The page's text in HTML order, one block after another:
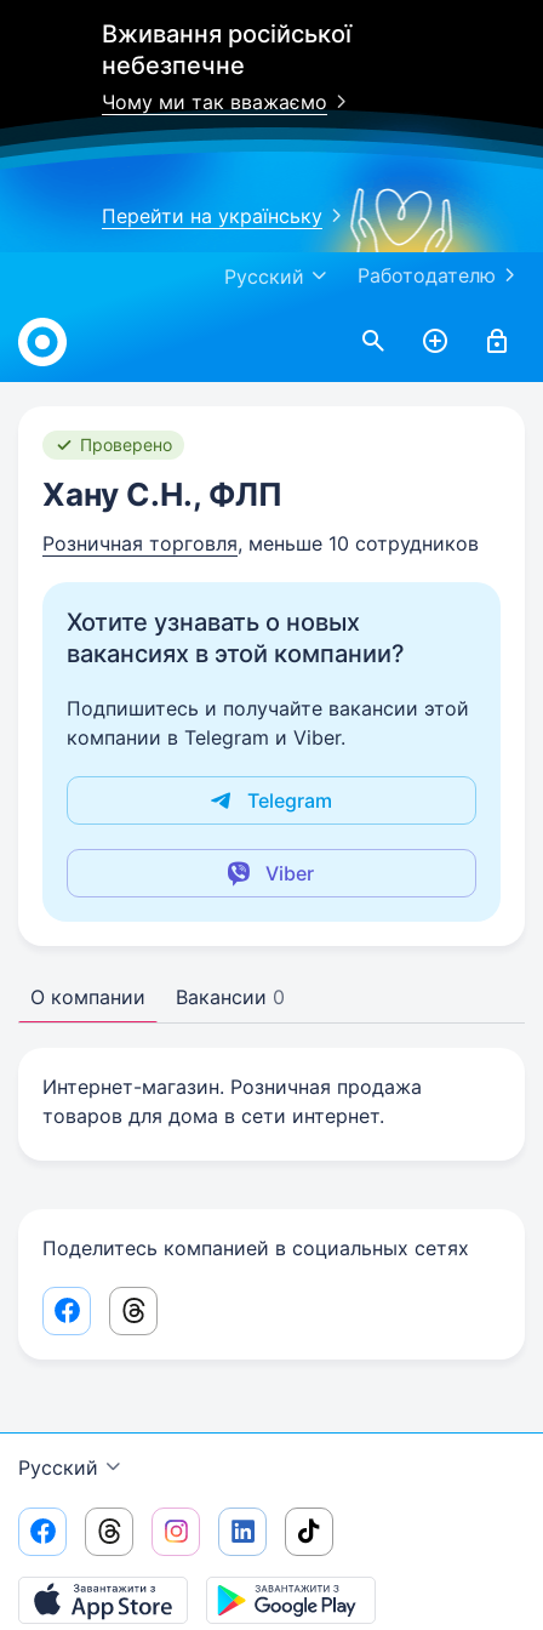
Вживання російської
небезпечне
Чому ми так вважаємо
Перейти на українську
Работодателю
Русский
Work.ua
Проверено
Хану С.Н., ФЛП
Розничная торговля, меньше 10 сотрудников
Хотите узнавать о новых
вакансиях в этой компании?
Подпишитесь и получайте вакансии этой
компании в Telegram и Viber.
Telegram
Viber
О компании Вакансии 0
Интернет-магазин. Розничная продажа
товаров для дома в сети интернет.
Поделитесь компанией в социальных сетях
Facebook share link
Threads share link
Русский